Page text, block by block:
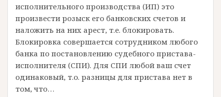
исполнительного производства (ИП) это
произвести розыск его банковских счетов и
наложить на них арест, т.е. блокировать.
Блокировка совершается сотрудником любого
банка по постановлению судебного пристава-
исполнителя (СПИ). Для СПИ любой ваш счет
одинаковый, т.о. разницы для пристава нет в
том, что…